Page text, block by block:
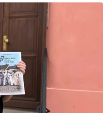
bylo 45 548,
domácích hostů
navštívilo 174 882
procenta méně. Celkový
4,7 procenta. Údaje
(ČSÚ).